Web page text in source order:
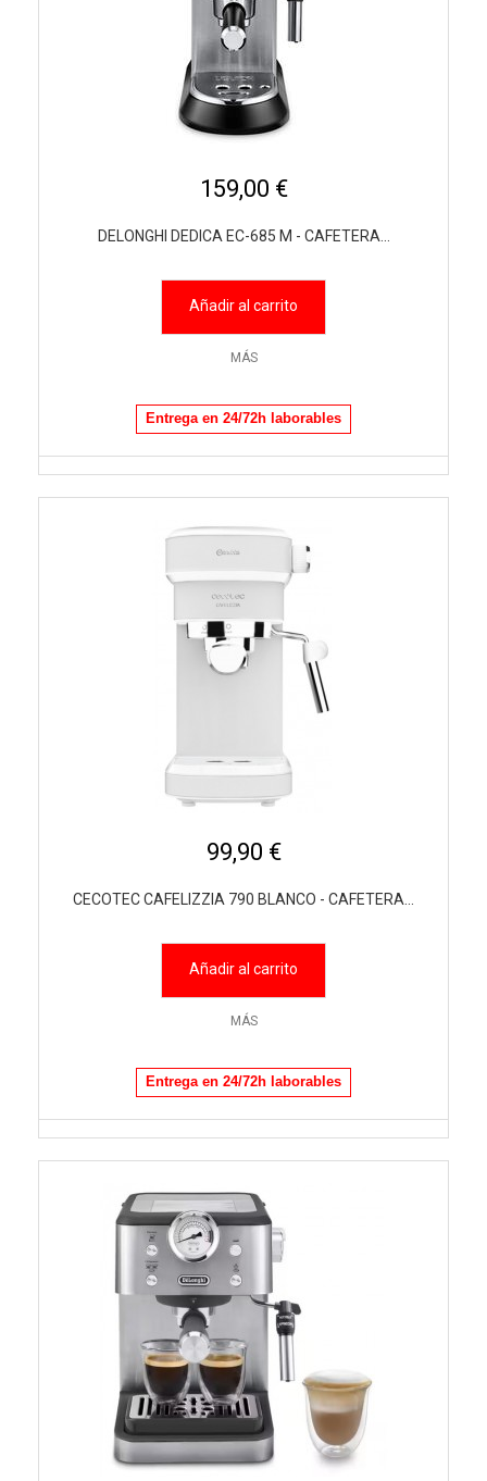
159,00 €
DELONGHI DEDICA EC-685 M - CAFETERA...
Añadir al carrito
MÁS
Entrega en 24/72h laborables
99,90 €
CECOTEC CAFELIZZIA 790 BLANCO - CAFETERA...
Añadir al carrito
MÁS
Entrega en 24/72h laborables